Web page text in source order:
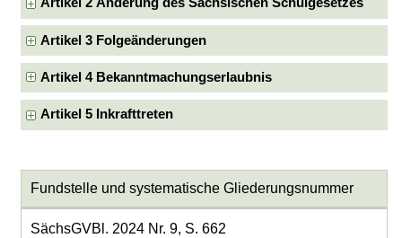
Artikel 2 Änderung des Sächsischen Schulgesetzes
Artikel 3 Folgeänderungen
Artikel 4 Bekanntmachungserlaubnis
Artikel 5 Inkrafttreten
Fundstelle und systematische Gliederungsnummer
SächsGVBl. 2024 Nr. 9, S. 662